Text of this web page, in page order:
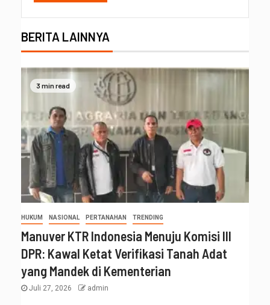
BERITA LAINNYA
3 min read
HUKUM NASIONAL PERTANAHAN TRENDING
Manuver KTR Indonesia Menuju Komisi III
DPR: Kawal Ketat Verifikasi Tanah Adat
yang Mandek di Kementerian
Juli 27, 2026 admin